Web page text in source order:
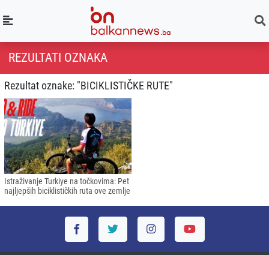
REZULTATI OZNAKA
Rezultat oznake: "BICIKLISTIČKE RUTE"
Istraživanje Turkiye na točkovima: Pet
najljepših biciklističkih ruta ove zemlje